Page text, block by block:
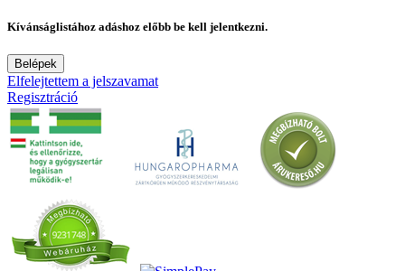
Kívánságlistához adáshoz előbb be kell jelentkezni.
Belépek
Elfelejtettem a jelszavamat
Regisztráció